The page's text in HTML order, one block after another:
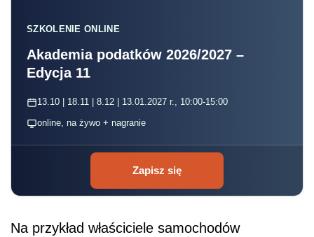
SZKOLENIE ONLINE
Akademia podatków 2026/2027 –
Edycja 11
13.10 | 18.11 | 8.12 | 13.01.2027 r., 10:00-15:00
online, na żywo + nagranie
Zapisz się
Na przykład właściciele samochodów